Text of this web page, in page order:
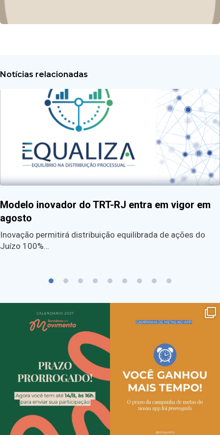
Notícias relacionadas
Modelo inovador do TRT-RJ entra em vigor em
agosto
Inovação permitirá distribuição equilibrada de ações do
Juízo 100%…